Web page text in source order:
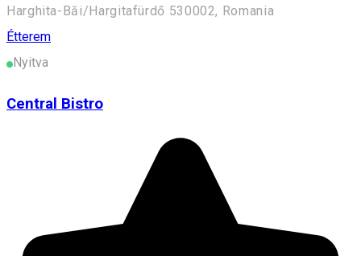
Harghita-Băi/Hargitafürdő 530002, Romania
Étterem
Nyitva
Central Bistro